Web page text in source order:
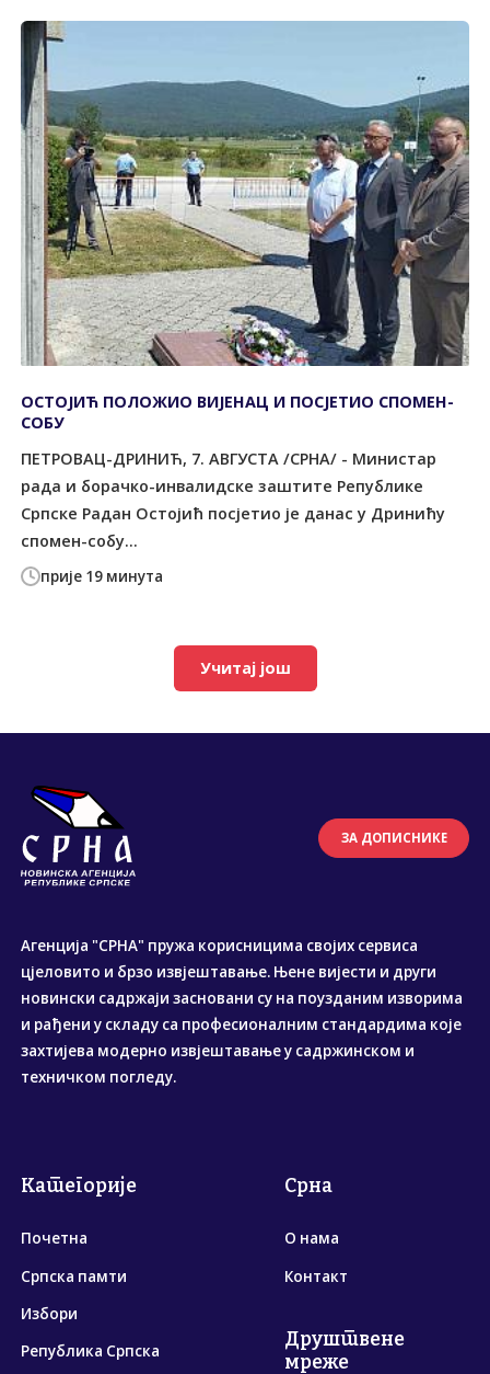
прије 19 минута
ОСТОЈИЋ ПОЛОЖИО ВИЈЕНАЦ И ПОСЈЕТИО СПОМЕН-
СОБУ
ПЕТРОВАЦ-ДРИНИЋ, 7. АВГУСТА /СРНА/ - Министар
рада и борачко-инвалидске заштите Републике
Српске Радан Остојић посјетио је данас у Дринићу
спомен-собу...
Учитај још
ЗА ДОПИСНИКЕ
Агенција "СРНА" пружа корисницима својих сервиса
цјеловито и брзо извјештавање. Њене вијести и други
новински садржаји засновани су на поузданим изворима
и рађени у складу са професионалним стандардима које
захтијева модерно извјештавање у садржинском и
техничком погледу.
Категорије
Почетна
Српска памти
Избори
Република Српска
Срна
О нама
Контакт
Друштвене
мреже